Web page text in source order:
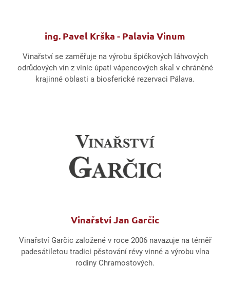
ing. Pavel Krška - Palavia Vinum
Vinařství se zaměřuje na výrobu špičkových láhvových
odrůdových vín z vinic úpatí vápencových skal v chráněné
krajinné oblasti a biosferické rezervaci Pálava.
Vinařství Jan Garčic
Vinařství Garčic založené v roce 2006 navazuje na téměř
padesátiletou tradici pěstování révy vinné a výrobu vína
rodiny Chramostových.